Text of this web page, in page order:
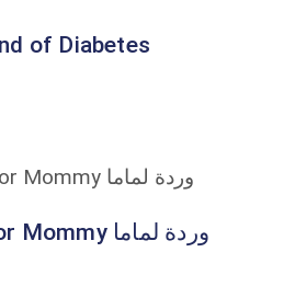
of Diabetes
TO CART
A Flower for Mommy وردة لماما